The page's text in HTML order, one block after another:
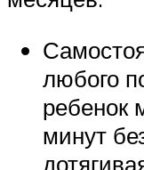
любого
ребенок
минут